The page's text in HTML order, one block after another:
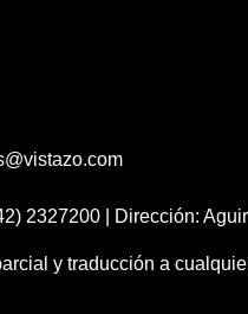
2327200 | Dirección:
y traducción a